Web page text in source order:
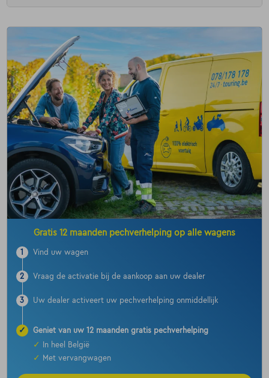
Gratis 12 maanden pechverhelping op alle wagens
1 Vind uw wagen
2 Vraag de activatie bij de aankoop aan uw dealer
3 Uw dealer activeert uw pechverhelping onmiddellijk
✓
Geniet van uw 12 maanden gratis pechverhelping
✓
In heel België
✓
Met vervangwagen